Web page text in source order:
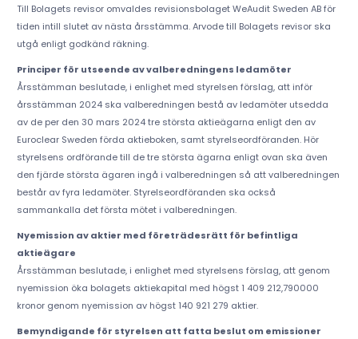
Till Bolagets revisor omvaldes revisionsbolaget WeAudit Sweden AB för
tiden intill slutet av nästa årsstämma. Arvode till Bolagets revisor ska
utgå enligt godkänd räkning.
Principer för utseende av valberedningens ledamöter
Årsstämman beslutade, i enlighet med styrelsen förslag, att inför
årsstämman 2024 ska valberedningen bestå av ledamöter utsedda
av de per den 30 mars 2024 tre största aktieägarna enligt den av
Euroclear Sweden förda aktieboken, samt styrelseordföranden. Hör
styrelsens ordförande till de tre största ägarna enligt ovan ska även
den fjärde största ägaren ingå i valberedningen så att valberedningen
består av fyra ledamöter. Styrelseordföranden ska också
sammankalla det första mötet i valberedningen.
Nyemission av aktier med företrädesrätt för befintliga
aktieägare
Årsstämman beslutade, i enlighet med styrelsens förslag, att genom
nyemission öka bolagets aktiekapital med högst 1 409 212,790000
kronor genom nyemission av högst 140 921 279 aktier.
Bemyndigande för styrelsen att fatta beslut om emissioner